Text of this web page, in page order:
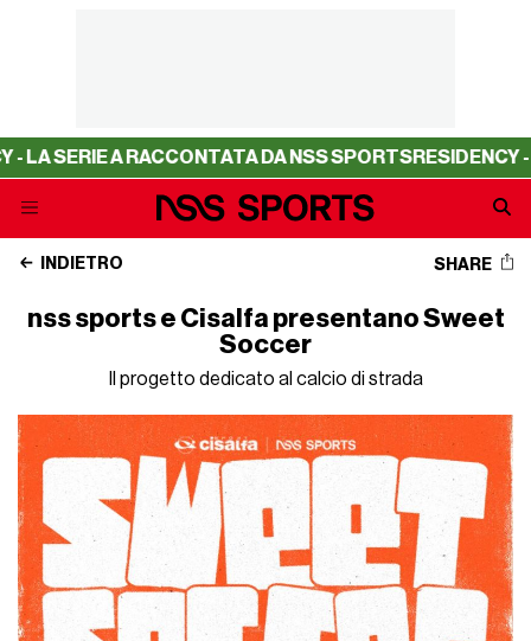
A RACCONTATA DA NSS SPORTSRESIDENCY - LA
INDIETRO SHARE
nss sports e Cisalfa presentano Sweet
Soccer
Il progetto dedicato al calcio di strada